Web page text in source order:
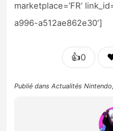
marketplace=’FR’
a996-a512ae862e30′]
👍0
Publié dansActualités Nintendo